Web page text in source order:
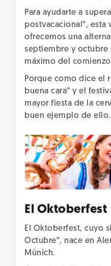
Para ayudarte a
postvacacional”, esta
ofrecemos una
septiembre y octubre
máximo del
Porque como dice el
buena cara” y el
mayor fiesta de la
buen ejemplo de ello.
El Oktoberfest
El Oktoberfest, cuyo
Octubre”, nace en
Múnich.